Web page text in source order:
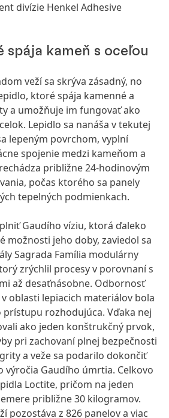
divízie Henkel Adhesive
spája kameň s oceľou
veží sa skrýva zásadný, no
ktoré spája kamenné a
a umožňuje im fungovať ako
Lepidlo sa nanáša v tekutej
lepeným povrchom, vyplní
spojenie medzi kameňom a
približne 24-hodinovým
počas ktorého sa panely
tepelných podmienkach.
Gaudího víziu, ktorá ďaleko
možnosti jeho doby, zaviedol sa
Sagrada Família modulárny
zrýchlil procesy v porovnaní s
až desaťnásobne. Odbornosť
oblasti lepiacich materiálov bola
rozhodujúca. Vďaka nej
ako jeden konštrukčný prvok,
pri zachovaní plnej bezpečnosti
a veže sa podarilo dokončiť
Gaudího úmrtia. Celkovo
Loctite, pričom na jeden
približne 30 kilogramov.
pozostáva z 826 panelov a viac